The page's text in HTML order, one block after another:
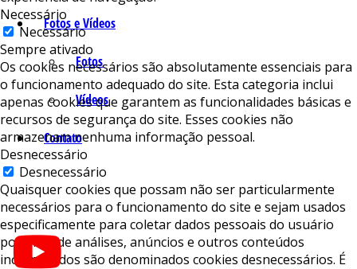
Fotos e Vídeos
Fotos
Vídeos
Contato
Necessário
Necessário
Sempre ativado
Os cookies necessários são absolutamente essenciais para
o funcionamento adequado do site. Esta categoria inclui
apenas cookies que garantem as funcionalidades básicas e
recursos de segurança do site. Esses cookies não
armazenam nenhuma informação pessoal.
Desnecessário
Desnecessário
Quaisquer cookies que possam não ser particularmente
necessários para o funcionamento do site e sejam usados ​​
especificamente para coletar dados pessoais do usuário
por meio de análises, anúncios e outros conteúdos
incorporados são denominados cookies desnecessários. É